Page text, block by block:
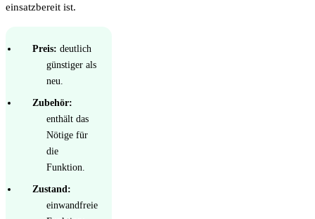
einsatzbereit ist.
Preis: deutlich
günstiger als
neu.
Zubehör:
enthält das
Nötige für
die
Funktion.
Zustand:
einwandfreie